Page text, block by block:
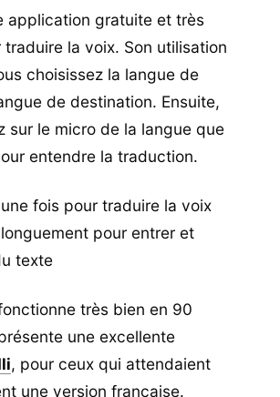
application gratuite et très
la voix. Son utilisation
choisissez la langue de
de destination. Ensuite,
sur le micro de la langue que
entendre la traduction.
fois pour traduire la voix
pour entrer et
texte
très bien en 90
une excellente
, pour ceux qui attendaient
une version française.